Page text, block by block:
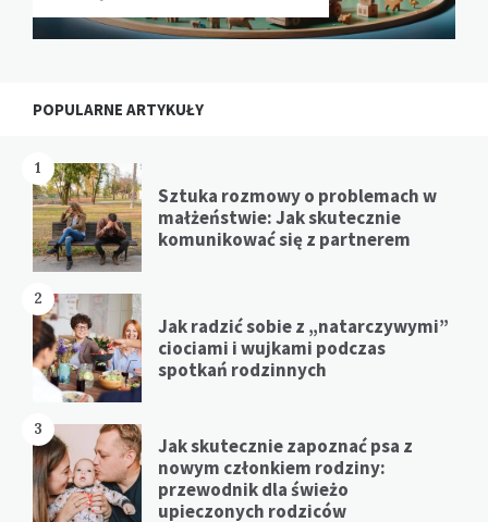
POPULARNE ARTYKUŁY
1
Sztuka rozmowy o problemach w
małżeństwie: Jak skutecznie
komunikować się z partnerem
2
Jak radzić sobie z „natarczywymi”
ciociami i wujkami podczas
spotkań rodzinnych
3
Jak skutecznie zapoznać psa z
nowym członkiem rodziny:
przewodnik dla świeżo
upieczonych rodziców